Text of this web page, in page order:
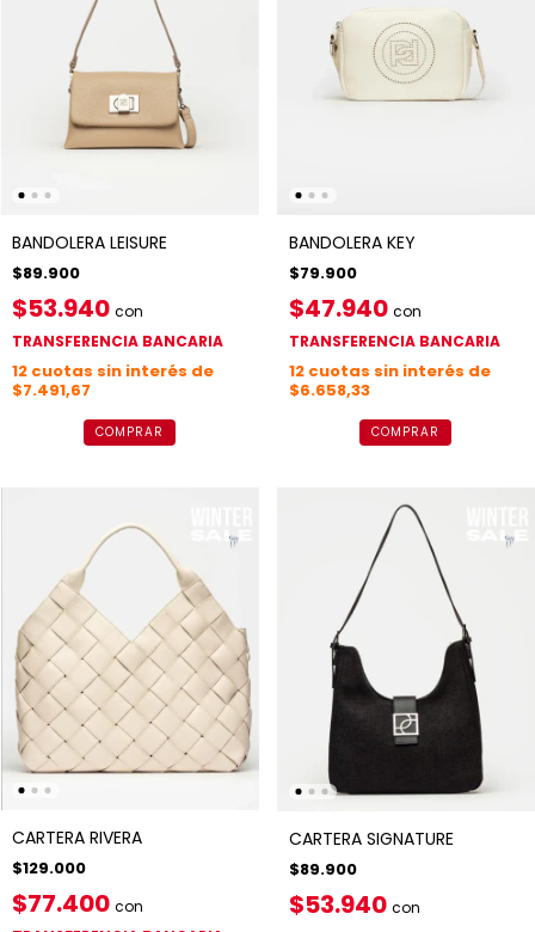
BANDOLERA LEISURE
$89.900
$53.940 con
TRANSFERENCIA BANCARIA
12 cuotas sin interés de
$7.491,67
COMPRAR
BANDOLERA KEY
$79.900
$47.940 con
TRANSFERENCIA BANCARIA
12 cuotas sin interés de
$6.658,33
COMPRAR
CARTERA RIVERA
$129.000
$77.400 con
CARTERA SIGNATURE
$89.900
$53.940 con